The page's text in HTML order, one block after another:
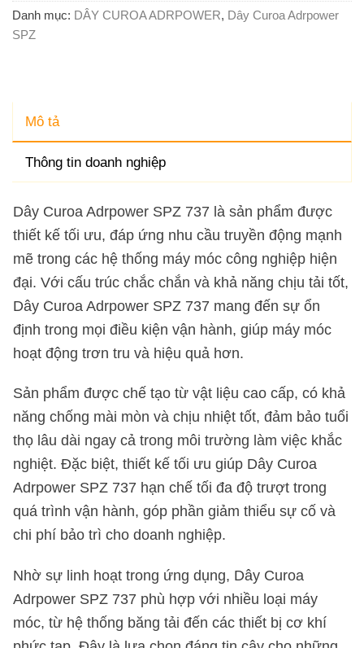
Danh mục: DÂY CUROA ADRPOWER, Dây Curoa Adrpower
SPZ
Mô tả
Thông tin doanh nghiệp
Dây Curoa Adrpower SPZ 737 là sản phẩm được
thiết kế tối ưu, đáp ứng nhu cầu truyền động mạnh
mẽ trong các hệ thống máy móc công nghiệp hiện
đại. Với cấu trúc chắc chắn và khả năng chịu tải tốt,
Dây Curoa Adrpower SPZ 737 mang đến sự ổn
định trong mọi điều kiện vận hành, giúp máy móc
hoạt động trơn tru và hiệu quả hơn.
Sản phẩm được chế tạo từ vật liệu cao cấp, có khả
năng chống mài mòn và chịu nhiệt tốt, đảm bảo tuổi
thọ lâu dài ngay cả trong môi trường làm việc khắc
nghiệt. Đặc biệt, thiết kế tối ưu giúp Dây Curoa
Adrpower SPZ 737 hạn chế tối đa độ trượt trong
quá trình vận hành, góp phần giảm thiểu sự cố và
chi phí bảo trì cho doanh nghiệp.
Nhờ sự linh hoạt trong ứng dụng, Dây Curoa
Adrpower SPZ 737 phù hợp với nhiều loại máy
móc, từ hệ thống băng tải đến các thiết bị cơ khí